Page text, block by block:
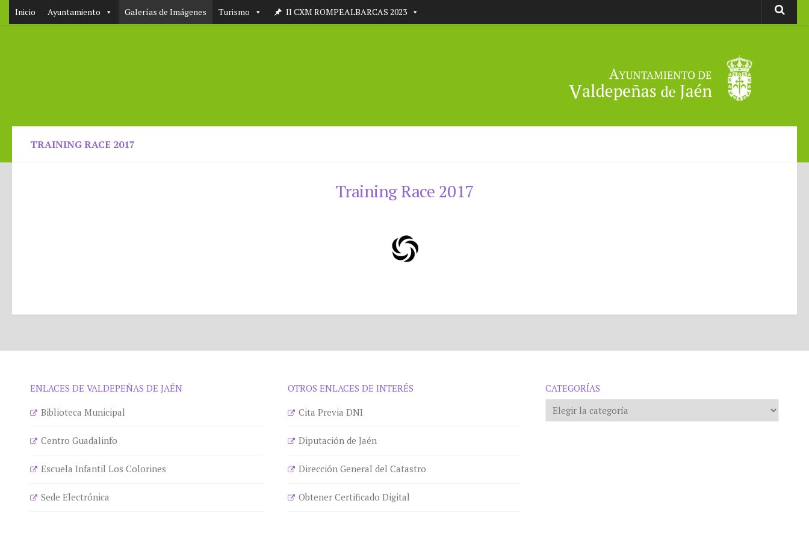
Inicio Ayuntamiento Galerías de Imágenes Turismo II CXM ROMPEALBARCAS 2023
TRAINING RACE 2017
Training Race 2017
ENLACES DE VALDEPEÑAS DE JAÉN
Biblioteca Municipal
Centro Guadalinfo
Escuela Infantil Los Colorines
Sede Electrónica
OTROS ENLACES DE INTERÉS
Cita Previa DNI
Diputación de Jaén
Dirección General del Catastro
Obtener Certificado Digital
CATEGORÍAS
Categorías